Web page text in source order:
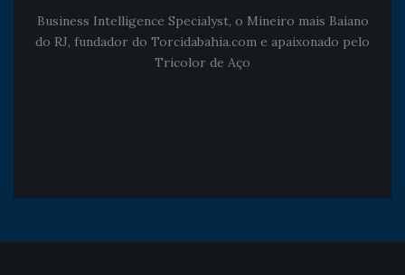
Business Intelligence Specialyst, o Mineiro mais Baiano
do RJ, fundador do Torcidabahia.com e apaixonado pelo
Tricolor de Aço